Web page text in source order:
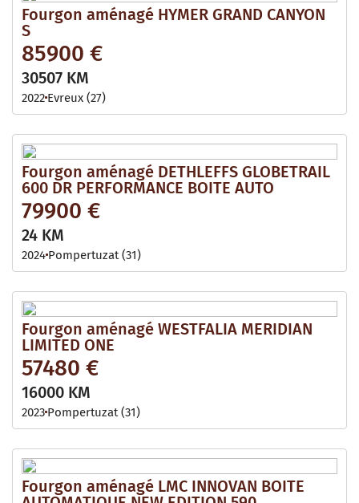
Fourgon aménagé HYMER GRAND CANYON
S
85900 €
30507 KM
2022 Evreux (27)
Fourgon aménagé DETHLEFFS GLOBETRAIL
600 DR PERFORMANCE BOITE AUTO
79900 €
24 KM
2024 Pompertuzat (31)
Fourgon aménagé WESTFALIA MERIDIAN
LIMITED ONE
57480 €
16000 KM
2023 Pompertuzat (31)
Fourgon aménagé LMC INNOVAN BOITE